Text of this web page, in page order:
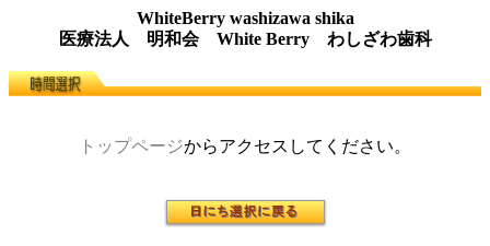
WhiteBerry washizawa shika
医療法人 明和会 White Berry わしざわ歯科
トップページからアクセスしてください。